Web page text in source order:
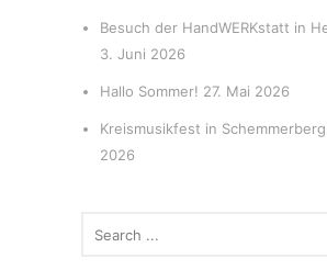
Besuch der HandWERKstatt in
3. Juni 2026
Hallo Sommer! 27. Mai 2026
Kreismusikfest in Schemmerberg
2026